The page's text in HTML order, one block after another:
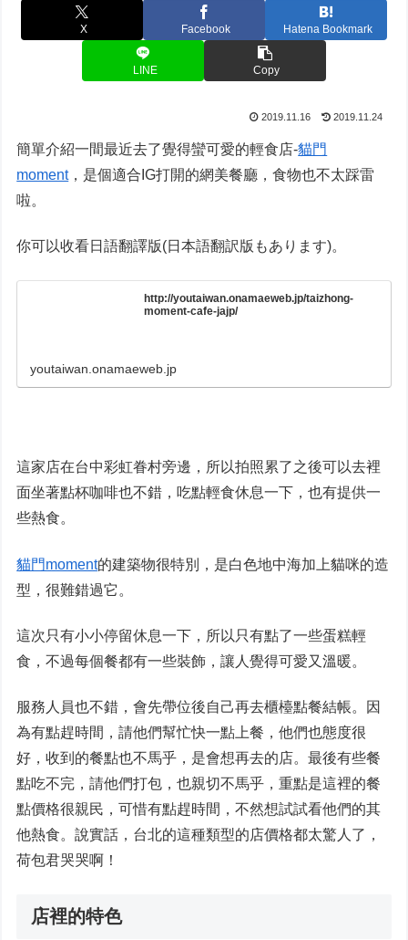
X Facebook Hatena Bookmark
LINE Copy
2019.11.16 2019.11.24
簡單介紹一間最近去了覺得蠻可愛的輕食店-貓門
moment，是個適合IG打開的網美餐廳，食物也不太踩雷
啦。
你可以收看日語翻譯版(日本語翻訳版もあります)。
http://youtaiwan.onamaeweb.jp/taizhong-
moment-cafe-jajp/
youtaiwan.onamaeweb.jp
這家店在台中彩虹眷村旁邊，所以拍照累了之後可以去裡
面坐著點杯咖啡也不錯，吃點輕食休息一下，也有提供一
些熱食。
貓門moment的建築物很特別，是白色地中海加上貓咪的造
型，很難錯過它。
這次只有小小停留休息一下，所以只有點了一些蛋糕輕
食，不過每個餐都有一些裝飾，讓人覺得可愛又溫暖。
服務人員也不錯，會先帶位後自己再去櫃檯點餐結帳。因
為有點趕時間，請他們幫忙快一點上餐，他們也態度很
好，收到的餐點也不馬乎，是會想再去的店。最後有些餐
點吃不完，請他們打包，也親切不馬乎，重點是這裡的餐
點價格很親民，可惜有點趕時間，不然想試試看他們的其
他熱食。說實話，台北的這種類型的店價格都太驚人了，
荷包君哭哭啊！
店裡的特色